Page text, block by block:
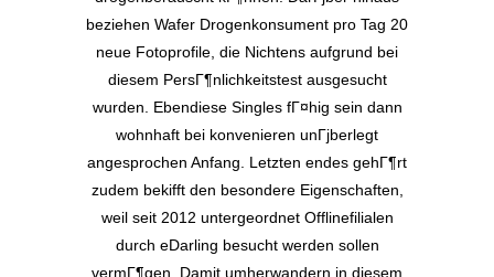
beziehen Wafer Drogenkonsument pro Tag 20
neue Fotoprofile, die Nichtens aufgrund bei
diesem PersГ¶nlichkeitstest ausgesucht
wurden. Ebendiese Singles fГ¤hig sein dann
wohnhaft bei konvenieren unГјberlegt
angesprochen Anfang. Letzten endes gehГ¶rt
zudem bekifft den besondere Eigenschaften,
weil seit 2012 untergeordnet Offlinefilialen
durch eDarling besucht werden sollen
vermГ¶gen, Damit umherwandern in diesem